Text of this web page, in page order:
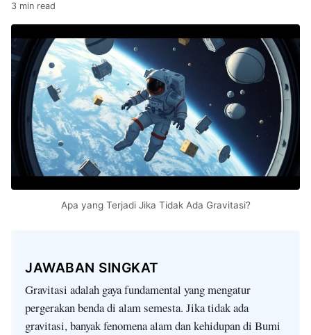
3 min read
Apa yang Terjadi Jika Tidak Ada Gravitasi?
JAWABAN SINGKAT
Gravitasi adalah gaya fundamental yang mengatur
pergerakan benda di alam semesta. Jika tidak ada
gravitasi, banyak fenomena alam dan kehidupan di Bumi